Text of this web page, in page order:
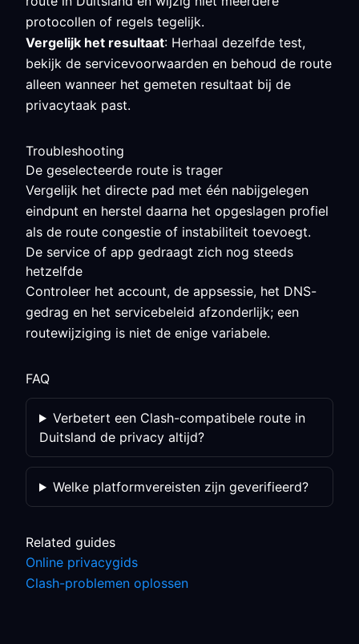
protocollen of regels tegelijk.
Vergelijk het resultaat: Herhaal dezelfde test,
bekijk de servicevoorwaarden en behoud de route
alleen wanneer het gemeten resultaat bij de
privacytaak past.
Troubleshooting
De geselecteerde route is trager
Vergelijk het directe pad met één nabijgelegen
eindpunt en herstel daarna het opgeslagen profiel
als de route congestie of instabiliteit toevoegt.
De service of app gedraagt zich nog steeds
hetzelfde
Controleer het account, de appsessie, het DNS-
gedrag en het servicebeleid afzonderlijk; een
routewijziging is niet de enige variabele.
FAQ
Verbetert een Clash-compatibele route in
Duitsland de privacy altijd?
Welke platformvereisten zijn geverifieerd?
Related guides
Online privacygids
Clash-problemen oplossen